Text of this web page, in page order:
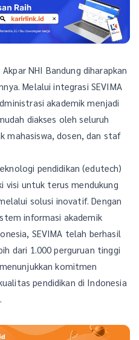
NHI Bandung diharapkan
Melalui integrasi SEVIMA
akademik menjadi
diakses oleh seluruh
mahasiswa, dosen, dan staf
pendidikan (edutech)
visi untuk terus mendukung
solusi inovatif. Dengan
informasi akademik
SEVIMA telah berhasil
dari 1.000 perguruan tinggi
komitmen
pendidikan di Indonesia